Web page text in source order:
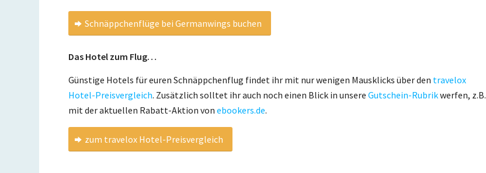
Schnäppchenflüge bei Germanwings buchen
Das Hotel zum Flug…
Günstige Hotels für euren Schnäppchenflug findet ihr mit nur wenigen Mausklicks über den travelox
Hotel-Preisvergleich. Zusätzlich solltet ihr auch noch einen Blick in unsereGutschein-Rubrikwerfen, z.B.
mit der aktuellen Rabatt-Aktion vonebookers.de.
zum travelox Hotel-Preisvergleich